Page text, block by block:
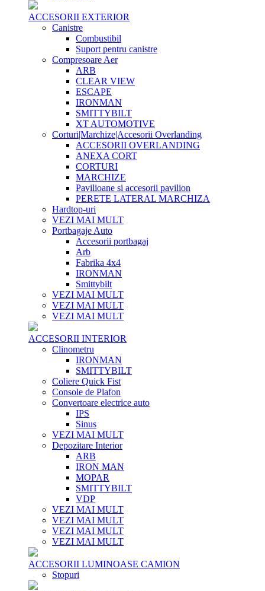
ACCESORII EXTERIOR
Canistre
Combustibil
Suport pentru canistre
Compresoare Aer
ARB
CLEAR VIEW
ESCAPE
IRONMAN
SMITTYBILT
XT AUTOMOTIVE
Corturi|Marchize|Accesorii Overlanding
ACCESORII OVERLANDING
ANEXA CORT
CORTURI
MARCHIZE
Pavilioane si accesorii pavilion
PERETE LATERAL MARCHIZA
Hardtop-uri
VEZI MAI MULT
Portbagaje Auto
Accesorii portbagaj
Arb
Fabrika 4x4
IRONMAN
Smittybilt
VEZI MAI MULT
VEZI MAI MULT
VEZI MAI MULT
ACCESORII INTERIOR
Clinometru
IRONMAN
SMITTYBILT
Coliere Quick Fist
Console de Plafon
Convertoare electrice auto
IPS
Sinus
VEZI MAI MULT
Depozitare Interior
ARB
IRON MAN
MOPAR
SMITTYBILT
VDP
VEZI MAI MULT
VEZI MAI MULT
VEZI MAI MULT
VEZI MAI MULT
ACCESORII LUMINOASE CAMION
Stopuri